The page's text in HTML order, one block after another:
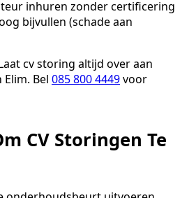
inhuren zonder certificering
bijvullen (schade aan
cv storing altijd over aan
Bel 085 800 4449voor
CV Storingen Te